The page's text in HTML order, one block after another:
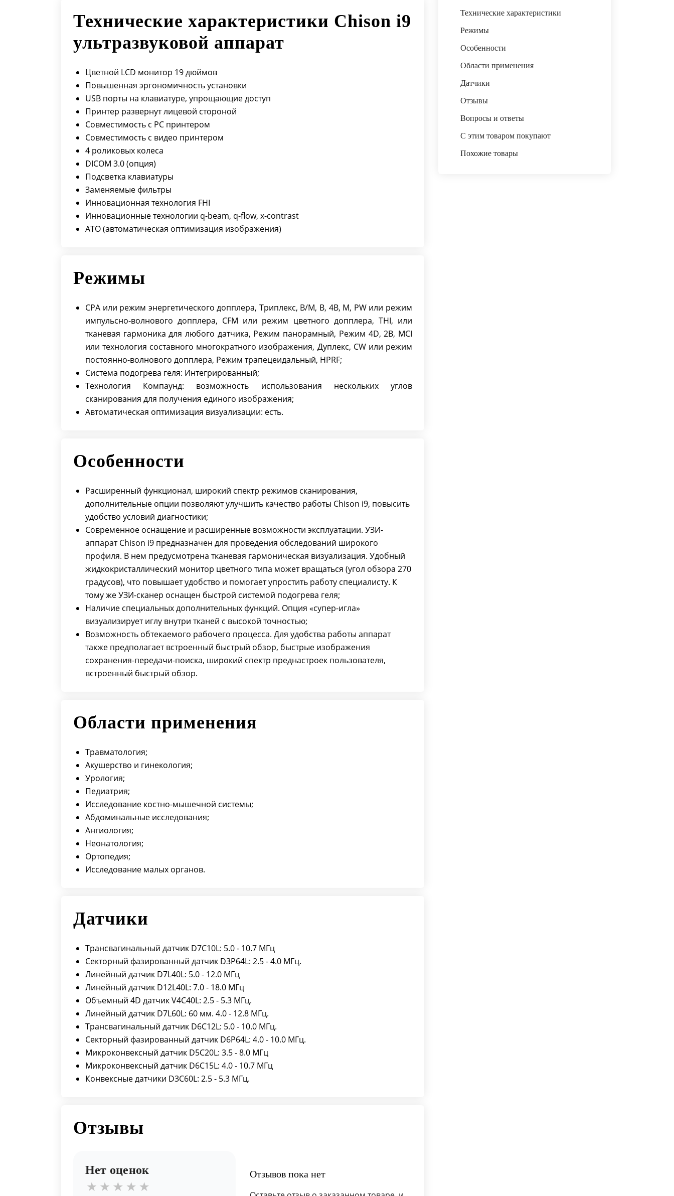
Технические характеристики Chison i9
ультразвуковой аппарат
Цветной LCD монитор 19 дюймов
Повышенная эргономичность установки
USB порты на клавиатуре, упрощающие доступ
Принтер развернут лицевой стороной
Совместимость с PC принтером
Совместимость с видео принтером
4 роликовых колеса
DICOM 3.0 (опция)
Подсветка клавиатуры
Заменяемые фильтры
Инновационная технология FHI
Инновационные технологии q-beam, q-flow, x-contrast
АТО (автоматическая оптимизация изображения)
Режимы
CPA или режим энергетического допплера, Триплекс, В/М, В, 4В, М, PW или режим
импульсно-волнового допплера, CFM или режим цветного допплера, THI, или
тканевая гармоника для любого датчика, Режим панорамный, Режим 4D, 2В, MCI
или технология составного многократного изображения, Дуплекс, CW или режим
постоянно-волнового допплера, Режим трапецеидальный, HPRF;
Система подогрева геля: Интегрированный;
Технология Компаунд: возможность использования нескольких углов
сканирования для получения единого изображения;
Автоматическая оптимизация визуализации: есть.
Особенности
Расширенный функционал, широкий спектр режимов сканирования,
дополнительные опции позволяют улучшить качество работы Chison i9, повысить
удобство условий диагностики;
Современное оснащение и расширенные возможности эксплуатации. УЗИ-
аппарат Chison i9 предназначен для проведения обследований широкого
профиля. В нем предусмотрена тканевая гармоническая визуализация. Удобный
жидкокристаллический монитор цветного типа может вращаться (угол обзора 270
градусов), что повышает удобство и помогает упростить работу специалисту. К
тому же УЗИ-сканер оснащен быстрой системой подогрева геля;
Наличие специальных дополнительных функций. Опция «супер-игла»
визуализирует иглу внутри тканей с высокой точностью;
Возможность обтекаемого рабочего процесса. Для удобства работы аппарат
также предполагает встроенный быстрый обзор, быстрые изображения
сохранения-передачи-поиска, широкий спектр преднастроек пользователя,
встроенный быстрый обзор.
Области применения
Травматология;
Акушерство и гинекология;
Урология;
Педиатрия;
Исследование костно-мышечной системы;
Абдоминальные исследования;
Ангиология;
Неонатология;
Ортопедия;
Исследование малых органов.
Датчики
Трансвагинальный датчик D7C10L: 5.0 - 10.7 МГц
Секторный фазированный датчик D3Р64L: 2.5 - 4.0 МГц.
Линейный датчик D7L40L: 5.0 - 12.0 МГц
Линейный датчик D12L40L: 7.0 - 18.0 МГц
Объемный 4D датчик V4C40L: 2.5 - 5.3 МГц.
Линейный датчик D7L60L: 60 мм. 4.0 - 12.8 МГц.
Трансвагинальный датчик D6C12L: 5.0 - 10.0 МГц.
Секторный фазированный датчик D6Р64L: 4.0 - 10.0 МГц.
Микроконвексный датчик D5C20L: 3.5 - 8.0 МГц
Микроконвексный датчик D6C15L: 4.0 - 10.7 МГц
Конвексные датчики D3С60L: 2.5 - 5.3 МГц.
Отзывы
Нет оценок
Отзывов пока нет
Технические характеристики
Режимы
Особенности
Области применения
Датчики
Отзывы
Вопросы и ответы
С этим товаром покупают
Похожие товары